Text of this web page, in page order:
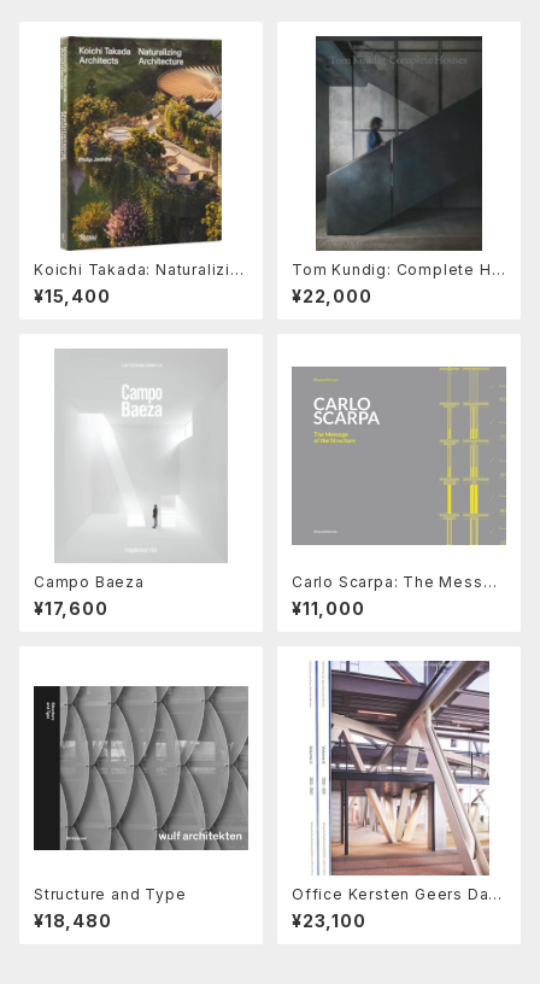
Koichi Takada: Naturalizin
g Architecture
¥15,400
Tom Kundig: Complete Ho
uses
¥22,000
Campo Baeza
¥17,600
Carlo Scarpa: The Messag
e of the Structure
¥11,000
Structure and Type
¥18,480
Office Kersten Geers Davi
d Van Severen Vol. 4, 5 & 6
¥23,100